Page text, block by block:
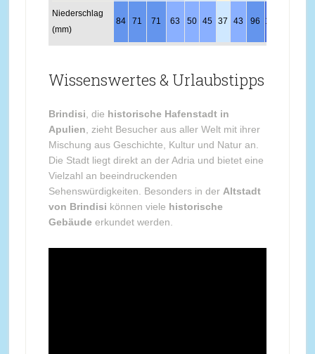
Niederschlag
(mm)
84 71 71 63 50 45 37 43 96 115
Wissenswertes & Urlaubstipps
Brindisi , die historische Hafenstadt in
Apulien , zieht Besucher aus aller Welt mit ihrer
Mischung aus Geschichte, Kultur und Natur an.
Die Stadt liegt direkt an der Adria und bietet eine
Vielzahl an beeindruckenden
Sehenswürdigkeiten. Besonders in der Altstadt
von Brindisi können viele historische
Gebäude erkundet werden.